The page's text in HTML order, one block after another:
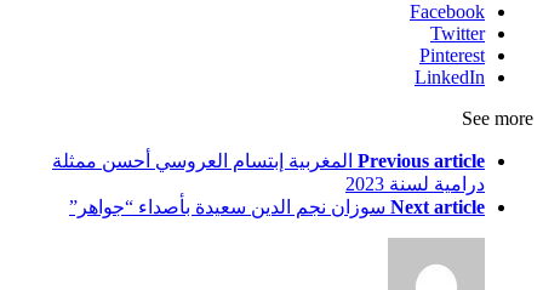
Facebook
Twitter
Pinterest
LinkedIn
See more
Previous article المغربية إبتسام العروسي أحسن ممثلة
درامية لسنة 2023
Next article سوزان نجم الدين سعيدة بأصداء “جواهر”